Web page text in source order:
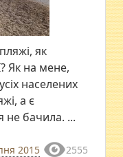
як
Як на мене,
населених
а є
не бачила. ...
2015 2555